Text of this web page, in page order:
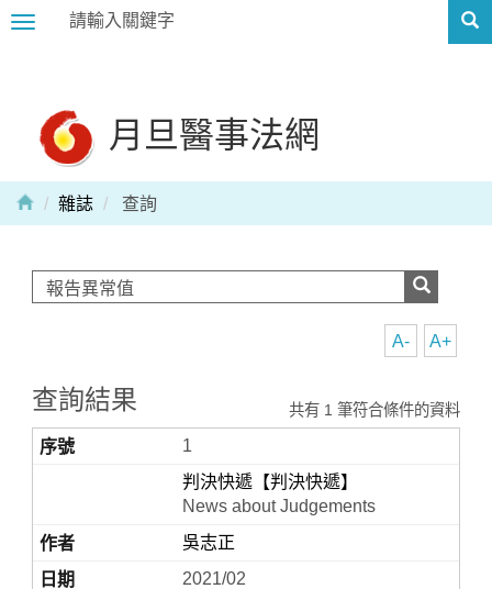
Toggle
月旦醫事法網
雜誌 查詢
A+
A-
查詢結果 共有 1 筆符合條件的資料
1
判決快遞【判決快遞】
News about Judgements
吳志正
2021/02